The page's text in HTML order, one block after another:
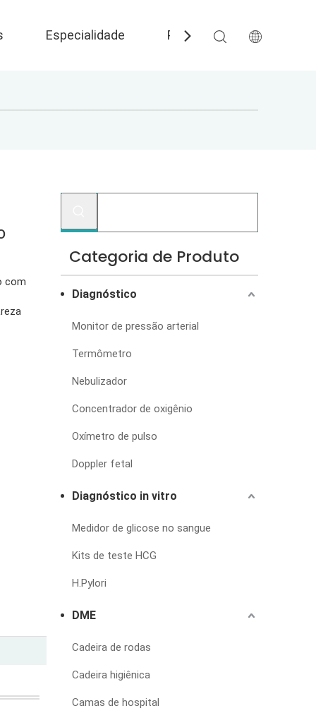
Especialidade Perguntas frequentes
com
Categoria de Produto
Diagnóstico
Monitor de pressão arterial
Termômetro
Nebulizador
Concentrador de oxigênio
Oxímetro de pulso
Doppler fetal
Diagnóstico in vitro
Medidor de glicose no sangue
Kits de teste HCG
H.Pylori
DME
Cadeira de rodas
Cadeira higiênica
Camas de hospital